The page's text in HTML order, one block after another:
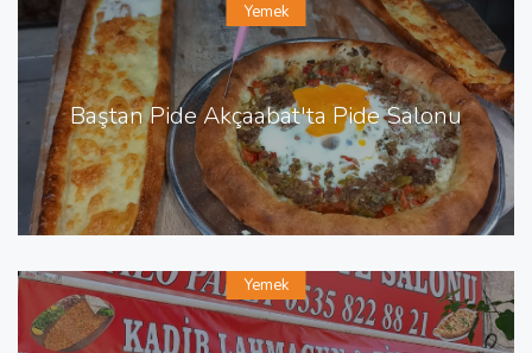
Baştan Pide Akçaabat'ta Pide Salonu
Yemek
Yemek